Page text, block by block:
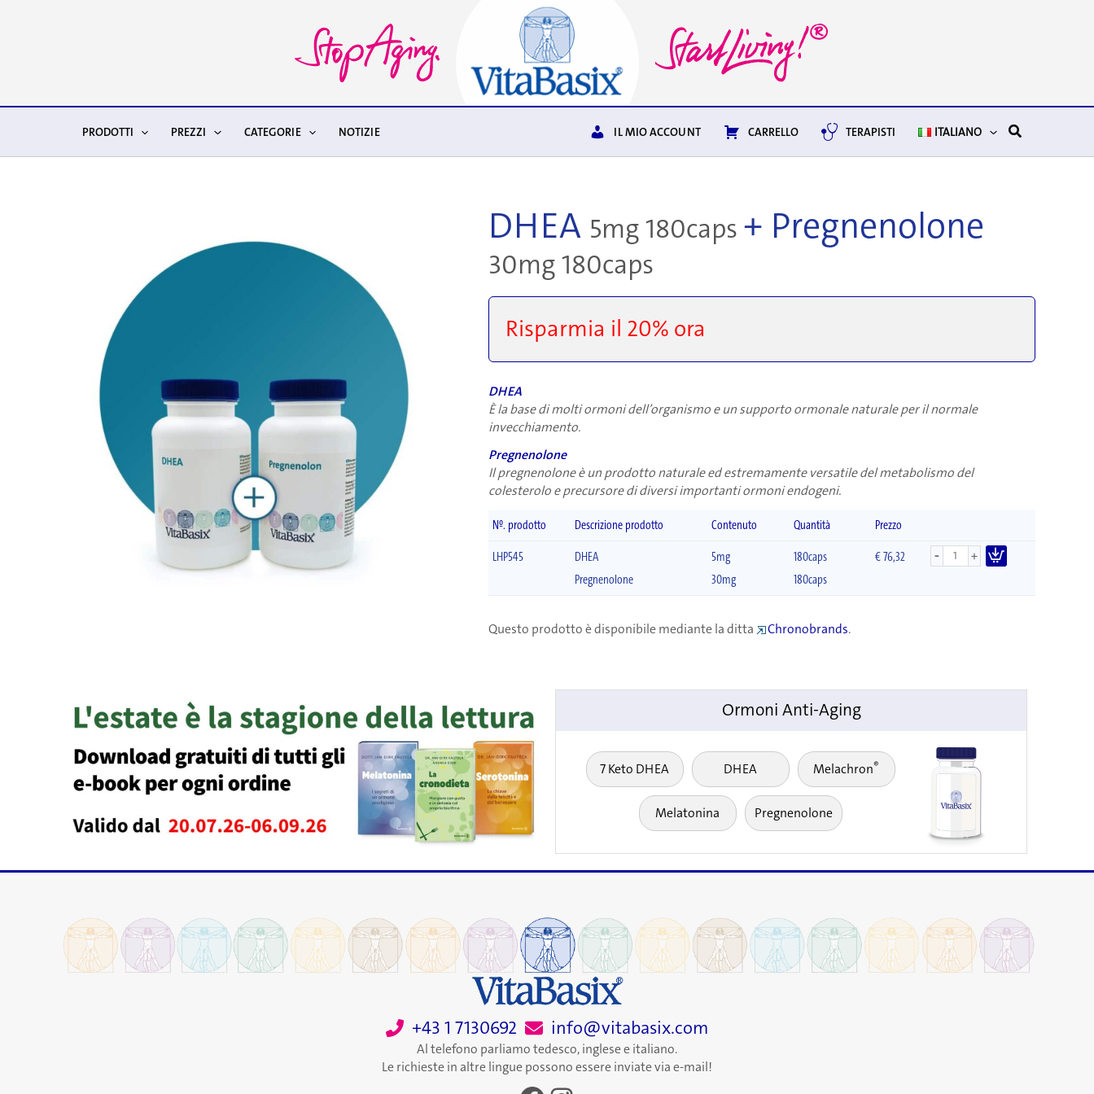
PRODOTTI PREZZI CATEGORIE NOTIZIE IL MIO ACCOUNT CARRELLO TERAPISTI ITALIANO Cerca
DHEA 5mg 180caps + Pregnenolone
30mg 180caps
Risparmia il 20% ora
DHEA
È la base di molti ormoni dell’organismo e un supporto ormonale naturale per il normale
invecchiamento.
Pregnenolone
Il pregnenolone è un prodotto naturale ed estremamente versatile del metabolismo del
colesterolo e precursore di diversi importanti ormoni endogeni.
Nº. prodotto Descrizione prodotto Contenuto Quantità
Prezzo
LHP545
DHEA
Pregnenolone
5mg
30mg
180caps
180caps
€ 76,32 - +
Questo prodotto è disponibile mediante la ditta Chronobrands.
Ormoni Anti-Aging
7 Keto DHEA DHEA Melachron®
Melatonina Pregnenolone
+43 1 7130692 info@vitabasix.com
Al telefono parliamo tedesco, inglese e italiano.
Le richieste in altre lingue possono essere inviate via e-mail!